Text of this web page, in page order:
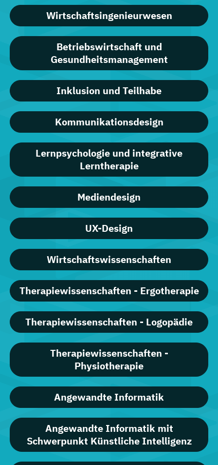
Wirtschaftsingenieurwesen
Betriebswirtschaft und
Gesundheitsmanagement
Inklusion und Teilhabe
Kommunikationsdesign
Lernpsychologie und integrative
Lerntherapie
Mediendesign
UX-Design
Wirtschaftswissenschaften
Therapiewissenschaften - Ergotherapie
Therapiewissenschaften - Logopädie
Therapiewissenschaften -
Physiotherapie
Angewandte Informatik
Angewandte Informatik mit
Schwerpunkt Künstliche Intelligenz